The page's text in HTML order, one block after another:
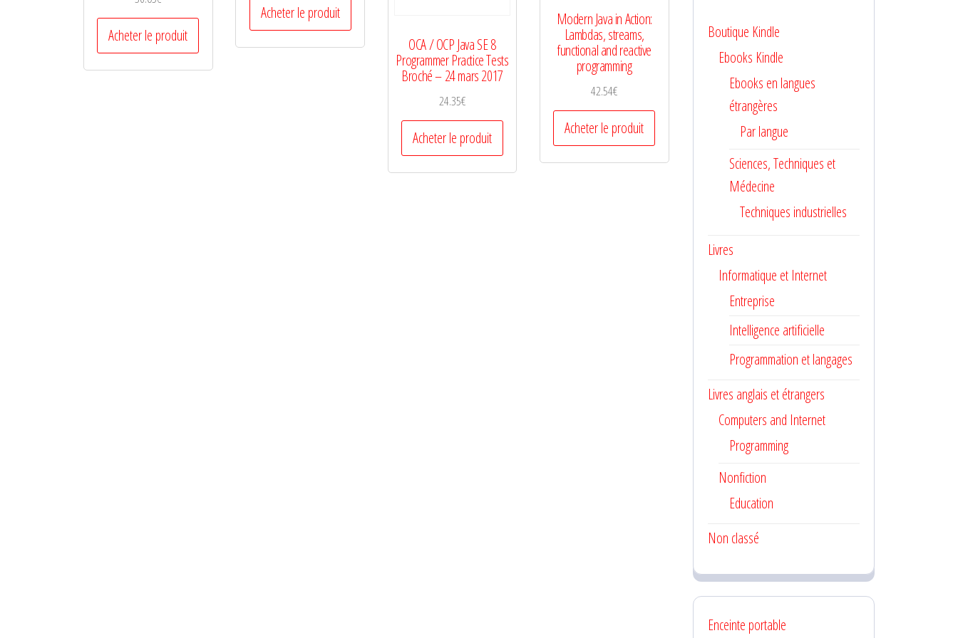
Acheter le produit
Acheter le produit
OCA / OCP Java SE 8
Programmer Practice Tests
Broché – 24 mars 2017
24.35€
Acheter le produit
Modern Java in Action:
Lambdas, streams,
functional and reactive
programming
42.54€
Acheter le produit
Boutique Kindle
Ebooks Kindle
Ebooks en langues
étrangères
Par langue
Sciences, Techniques et
Médecine
Techniques industrielles
Livres
Informatique et Internet
Entreprise
Intelligence artificielle
Programmation et langages
Livres anglais et étrangers
Computers and Internet
Programming
Nonfiction
Education
Non classé
Enceinte portable